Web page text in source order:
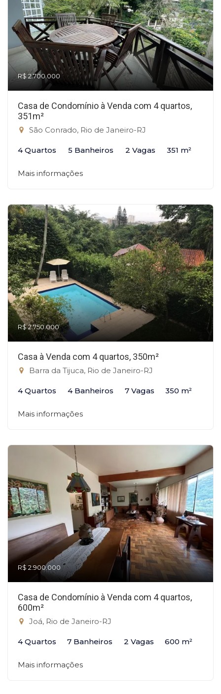
R$ 2.700.000
Casa de Condomínio à Venda com 4 quartos,
351m²
São Conrado, Rio de Janeiro-RJ
4 Quartos 5 Banheiros 2 Vagas 351 m²
Mais informações
R$ 2.750.000
Casa à Venda com 4 quartos, 350m²
Barra da Tijuca, Rio de Janeiro-RJ
4 Quartos 4 Banheiros 7 Vagas 350 m²
Mais informações
R$ 2.900.000
Casa de Condomínio à Venda com 4 quartos,
600m²
Joá, Rio de Janeiro-RJ
4 Quartos 7 Banheiros 2 Vagas 600 m²
Mais informações